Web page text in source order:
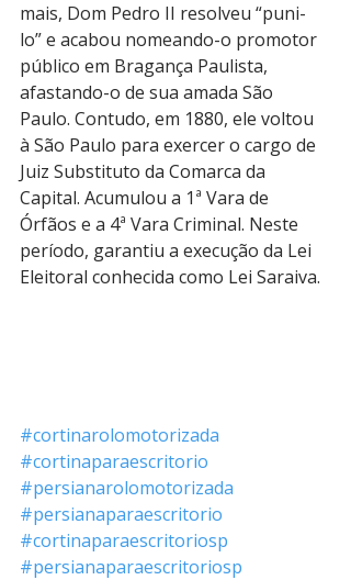
mais, Dom Pedro II resolveu “puni-
lo” e acabou nomeando-o promotor
público em Bragança Paulista,
afastando-o de sua amada São
Paulo. Contudo, em 1880, ele voltou
à São Paulo para exercer o cargo de
Juiz Substituto da Comarca da
Capital. Acumulou a 1ª Vara de
Órfãos e a 4ª Vara Criminal. Neste
período, garantiu a execução da Lei
Eleitoral conhecida como Lei Saraiva.
#cortinarolomotorizada
#cortinaparaescritorio
#persianarolomotorizada
#persianaparaescritorio
#cortinaparaescritoriosp
#persianaparaescritoriosp